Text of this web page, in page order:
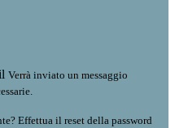
Verrà inviato un messaggio
Effettua il reset della password